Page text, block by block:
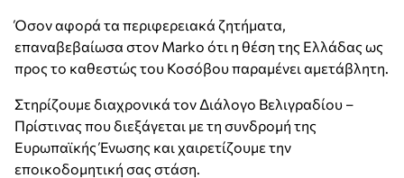
Όσον αφορά τα περιφερειακά ζητήματα,
επαναβεβαίωσα στον Marko ότι η θέση της Ελλάδας ως
προς το καθεστώς του Κοσόβου παραμένει αμετάβλητη.
Στηρίζουμε διαχρονικά τον Διάλογο Βελιγραδίου –
Πρίστινας που διεξάγεται με τη συνδρομή της
Ευρωπαϊκής Ένωσης και χαιρετίζουμε την
εποικοδομητική σας στάση.